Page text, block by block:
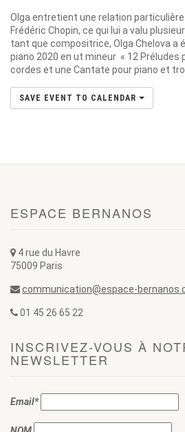
Olga entretient une relation
Frédéric Chopin, ce qui lui a valu
tant que compositrice, Olga Chelova a
piano 2020 en ut mineur « 12 Préludes
cordes et une Cantate pour piano et
SAVE EVENT TO CALENDAR
ESPACE BERNANOS
4 rue du Havre
75009 Paris
communication@espace-
01 45 26 65 22
INSCRIVEZ-VOUS À
NEWSLETTER
Email*